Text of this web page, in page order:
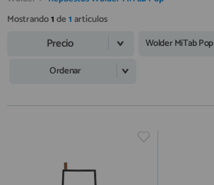
REPUESTOS MACBOOK
REPUESTOS OTROS DISPOSITIVOS
REPUESTOS PORTÁTILES
IC CHIP / FPC
MÓVILES REACONDICIONADOS
Regístrate en un momento
¿ERES NUEVO?
Mostrando1de1artículos
Precio Wolder MiTab Pop
Ordenar